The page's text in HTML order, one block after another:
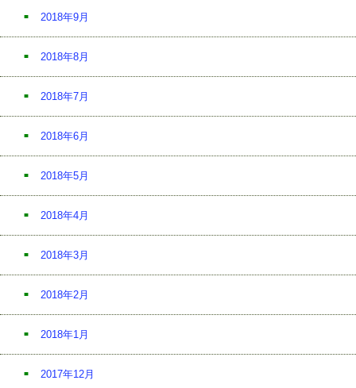
2018年9月
2018年8月
2018年7月
2018年6月
2018年5月
2018年4月
2018年3月
2018年2月
2018年1月
2017年12月